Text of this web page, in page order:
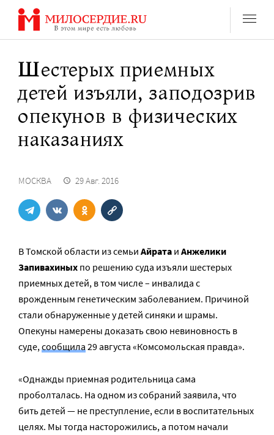
Перейти
содержанию
Шестерых приемных
детей изъяли, заподозрив
опекунов в физических
наказаниях
МОСКВА 29 Авг. 2016
В Томской области из семьи Айрата и Анжелики
Запивахиных по решению суда изъяли шестерых
приемных детей, в том числе – инвалида с
врожденным генетическим заболеванием. Причиной
стали обнаруженные у детей синяки и шрамы.
Опекуны намерены доказать свою невиновность в
суде,сообщила29 августа «Комсомольская правда».
«Однажды приемная родительница сама
проболталась. На одном из собраний заявила, что
бить детей — не преступление, если в воспитательных
целях. Мы тогда насторожились, а потом начали